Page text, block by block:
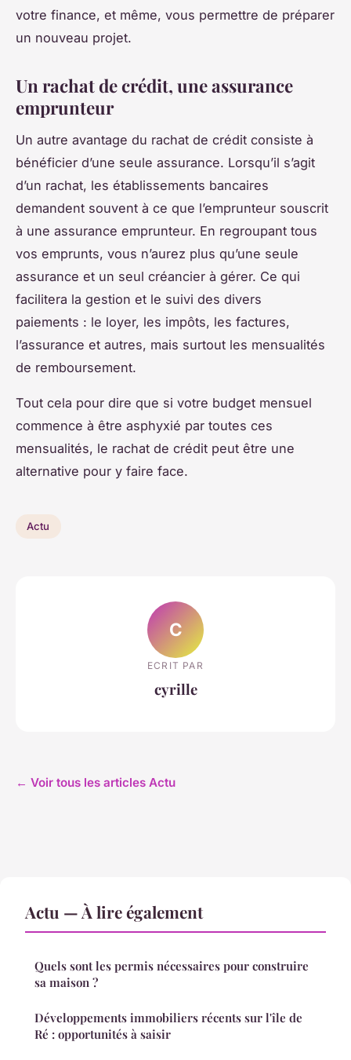
votre finance, et même, vous permettre de préparer
un nouveau projet.
Un rachat de crédit, une assurance
emprunteur
Un autre avantage du rachat de crédit consiste à
bénéficier d’une seule assurance. Lorsqu’il s’agit
d’un rachat, les établissements bancaires
demandent souvent à ce que l’emprunteur souscrit
à une assurance emprunteur. En regroupant tous
vos emprunts, vous n’aurez plus qu’une seule
assurance et un seul créancier à gérer. Ce qui
facilitera la gestion et le suivi des divers
paiements : le loyer, les impôts, les factures,
l’assurance et autres, mais surtout les mensualités
de remboursement.
Tout cela pour dire que si votre budget mensuel
commence à être asphyxié par toutes ces
mensualités, le rachat de crédit peut être une
alternative pour y faire face.
Actu
C
ECRIT PAR
cyrille
← Voir tous les articles Actu
Actu — À lire également
Quels sont les permis nécessaires pour construire
sa maison ?
Développements immobiliers récents sur l'île de
Ré : opportunités à saisir